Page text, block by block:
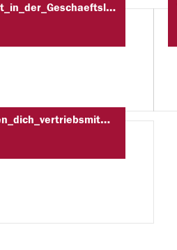
Job_Anzeige_Assistent_in_der_Geschaeftsleitung
Jobanzeige_wir_suchen_dich_vertriebsmitarbeiter_vertriebsassistenten_studentische_Mitarbeiter_marketing_und_vertrieb